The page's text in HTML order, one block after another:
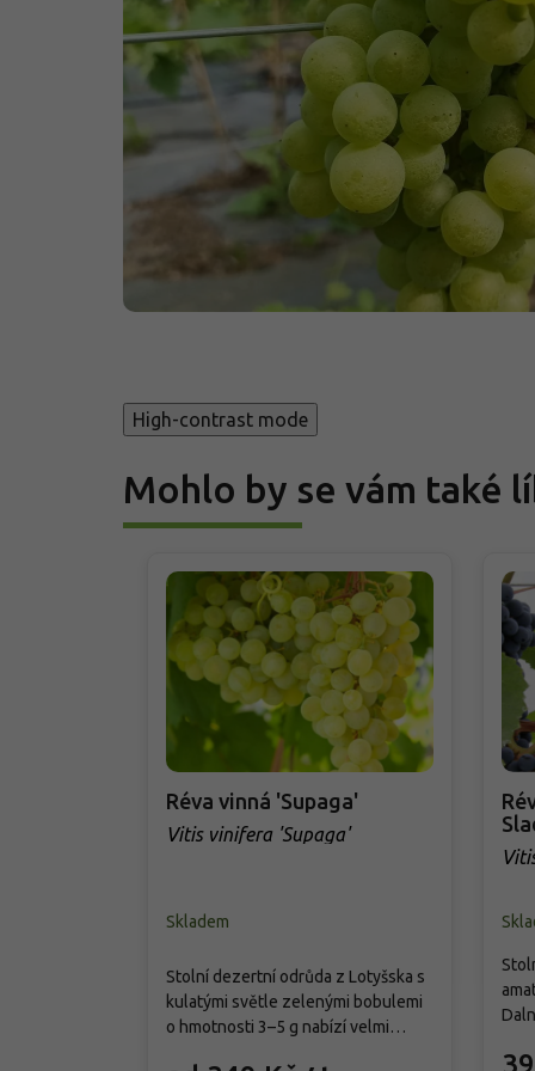
High-contrast mode
Mohlo by se vám také
Réva vinná 'Supaga'
Vitis vinifera 'Supaga'
Skladem
Stolní dezertní odrůda z Lotyšska s
kulatými světle zelenými bobulemi
o hmotnosti 3–5 g nabízí velmi
pěti